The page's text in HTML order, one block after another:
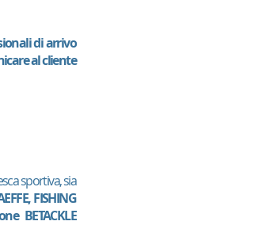
di arrivo
al cliente
sportiva, sia
FISHING
BETACKLE